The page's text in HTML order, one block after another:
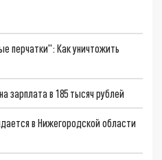
перчатки": Как уничтожить
зарплата в 185 тысяч рублей
в Нижегородской области